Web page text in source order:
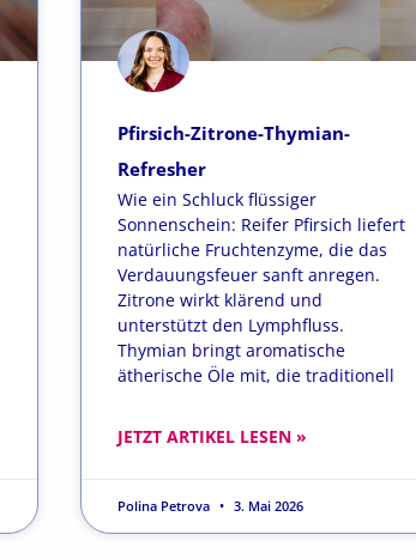
Pfirsich-Zitrone-Thymian-
Refresher
Wie ein Schluck flüssiger
Sonnenschein: Reifer Pfirsich liefert
natürliche Fruchtenzyme, die das
Verdauungsfeuer sanft anregen.
Zitrone wirkt klärend und
unterstützt den Lymphfluss.
Thymian bringt aromatische
ätherische Öle mit, die traditionell
JETZT ARTIKEL LESEN »
Polina Petrova 3. Mai 2026